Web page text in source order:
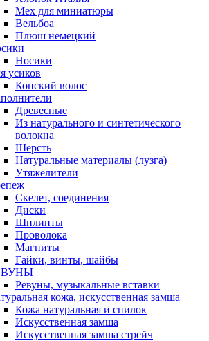
Мех для миниатюры
Вельбоа
Плюш немецкий
Носики
усиков
Конский волос
Древесные
Из натурального и синтетического
волокна
Шерсть
Натуральные материалы (лузга)
Утяжелители
Скелет, соединения
Диски
Шплинты
Проволока
Магниты
Гайки, винты, шайбы
Ревуны, музыкальные вставки
кожа, искусственная замша
Кожа натуральная и спилок
Искусственная замша
Искусственная замша стрейч